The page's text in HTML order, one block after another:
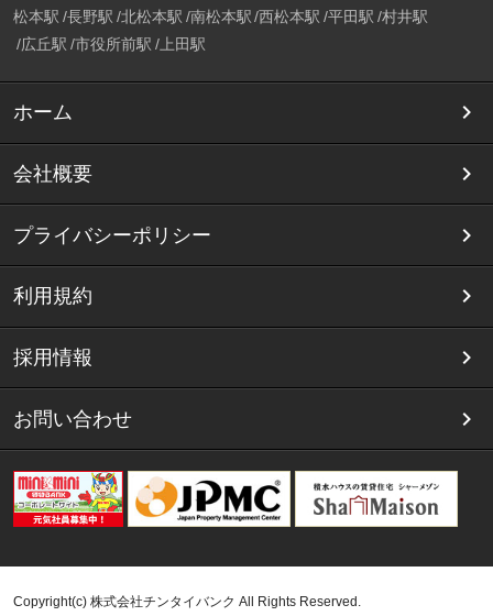
松本駅 長野駅 北松本駅 南松本駅 西松本駅 平田駅 村井駅
広丘駅 市役所前駅 上田駅
ホーム
会社概要
プライバシーポリシー
利用規約
採用情報
お問い合わせ
Copyright(c) 株式会社チンタイバンク All Rights Reserved.